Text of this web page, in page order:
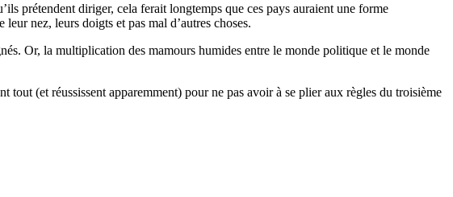
prétendent diriger, cela ferait longtemps que ces pays auraient une forme
nez, leurs doigts et pas mal d’autres choses.
Or, la multiplication des mamours humides entre le monde politique et le monde
tout (et réussissent apparemment) pour ne pas avoir à se plier aux règles du troisième